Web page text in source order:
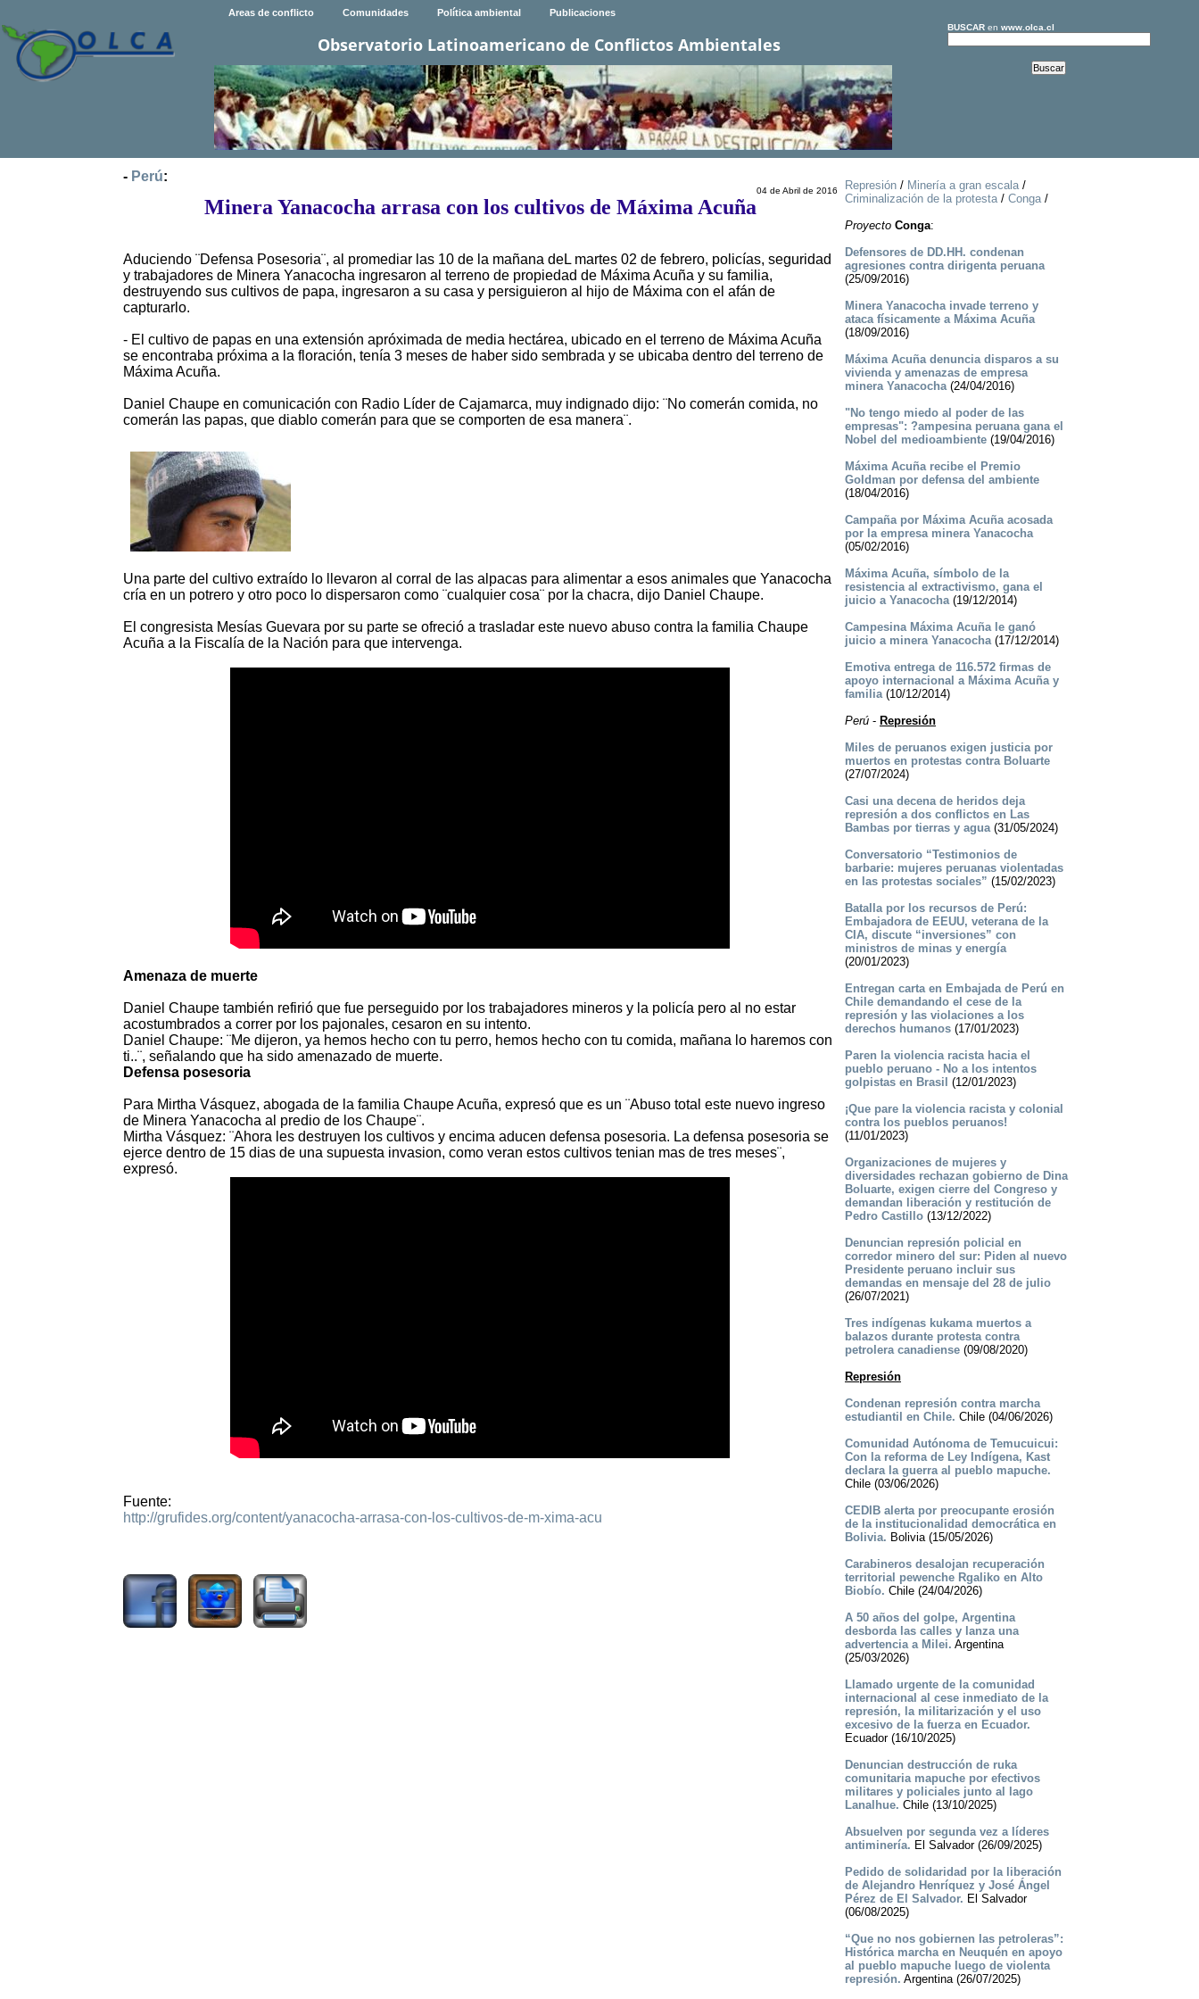
Areas de conflicto Comunidades Política ambiental Publicaciones
Observatorio Latinoamericano de Conflictos Ambientales
BUSCARen www.olca.cl
- Perú:
04 de Abril de 2016
Minera Yanacocha arrasa con los cultivos de Máxima Acuña
Aduciendo ¨Defensa Posesoria¨, al promediar las 10 de la mañana deL martes 02 de febrero, policías, seguridad
y trabajadores de Minera Yanacocha ingresaron al terreno de propiedad de Máxima Acuña y su familia,
destruyendo sus cultivos de papa, ingresaron a su casa y persiguieron al hijo de Máxima con el afán de
capturarlo.
- El cultivo de papas en una extensión apróximada de media hectárea, ubicado en el terreno de Máxima Acuña
se encontraba próxima a la floración, tenía 3 meses de haber sido sembrada y se ubicaba dentro del terreno de
Máxima Acuña.
Daniel Chaupe en comunicación con Radio Líder de Cajamarca, muy indignado dijo: ¨No comerán comida, no
comerán las papas, que diablo comerán para que se comporten de esa manera¨.
Una parte del cultivo extraído lo llevaron al corral de las alpacas para alimentar a esos animales que Yanacocha
cría en un potrero y otro poco lo dispersaron como ¨cualquier cosa¨ por la chacra, dijo Daniel Chaupe.
El congresista Mesías Guevara por su parte se ofreció a trasladar este nuevo abuso contra la familia Chaupe
Acuña a la Fiscalía de la Nación para que intervenga.
Amenaza de muerte
Daniel Chaupe también refirió que fue perseguido por los trabajadores mineros y la policía pero al no estar
acostumbrados a correr por los pajonales, cesaron en su intento.
Daniel Chaupe: ¨Me dijeron, ya hemos hecho con tu perro, hemos hecho con tu comida, mañana lo haremos con
ti..¨, señalando que ha sido amenazado de muerte.
Defensa posesoria
Para Mirtha Vásquez, abogada de la familia Chaupe Acuña, expresó que es un ¨Abuso total este nuevo ingreso
de Minera Yanacocha al predio de los Chaupe¨.
Mirtha Vásquez: ¨Ahora les destruyen los cultivos y encima aducen defensa posesoria. La defensa posesoria se
ejerce dentro de 15 dias de una supuesta invasion, como veran estos cultivos tenian mas de tres meses¨,
expresó.
Fuente:
http://grufides.org/content/yanacocha-arrasa-con-los-cultivos-de-m-xima-acu
Represión/ Minería a gran escala/
Criminalización de la protesta/ Conga/
Proyecto Conga:
Defensores de DD.HH. condenan
agresiones contra dirigenta peruana
(25/09/2016)
Minera Yanacocha invade terreno y
ataca físicamente a Máxima Acuña
(18/09/2016)
Máxima Acuña denuncia disparos a su
vivienda y amenazas de empresa
minera Yanacocha(24/04/2016)
"No tengo miedo al poder de las
empresas": ?ampesina peruana gana el
Nobel del medioambiente(19/04/2016)
Máxima Acuña recibe el Premio
Goldman por defensa del ambiente
(18/04/2016)
Campaña por Máxima Acuña acosada
por la empresa minera Yanacocha
(05/02/2016)
Máxima Acuña, símbolo de la
resistencia al extractivismo, gana el
juicio a Yanacocha(19/12/2014)
Campesina Máxima Acuña le ganó
juicio a minera Yanacocha(17/12/2014)
Emotiva entrega de 116.572 firmas de
apoyo internacional a Máxima Acuña y
familia(10/12/2014)
Perú- Represión
Miles de peruanos exigen justicia por
muertos en protestas contra Boluarte
(27/07/2024)
Casi una decena de heridos deja
represión a dos conflictos en Las
Bambas por tierras y agua(31/05/2024)
Conversatorio “Testimonios de
barbarie: mujeres peruanas violentadas
en las protestas sociales” (15/02/2023)
Batalla por los recursos de Perú:
Embajadora de EEUU, veterana de la
CIA, discute “inversiones” con
ministros de minas y energía
(20/01/2023)
Entregan carta en Embajada de Perú en
Chile demandando el cese de la
represión y las violaciones a los
derechos humanos(17/01/2023)
Paren la violencia racista hacia el
pueblo peruano - No a los intentos
golpistas en Brasil (12/01/2023)
¡Que pare la violencia racista y colonial
contra los pueblos peruanos!
(11/01/2023)
Organizaciones de mujeres y
diversidades rechazan gobierno de Dina
Boluarte, exigen cierre del Congreso y
demandan liberación y restitución de
Pedro Castillo(13/12/2022)
Denuncian represión policial en
corredor minero del sur: Piden al nuevo
Presidente peruano incluir sus
demandas en mensaje del 28 de julio
(26/07/2021)
Tres indígenas kukama muertos a
balazos durante protesta contra
petrolera canadiense(09/08/2020)
Represión
Condenan represión contra marcha
estudiantil en Chile. Chile (04/06/2026)
Comunidad Autónoma de Temucuicui:
Con la reforma de Ley Indígena, Kast
declara la guerra al pueblo mapuche.
Chile (03/06/2026)
CEDIB alerta por preocupante erosión
de la institucionalidad democrática en
Bolivia. Bolivia (15/05/2026)
Carabineros desalojan recuperación
territorial pewenche Rgaliko en Alto
Biobío. Chile (24/04/2026)
A 50 años del golpe, Argentina
desborda las calles y lanza una
advertencia a Milei. Argentina
(25/03/2026)
Llamado urgente de la comunidad
internacional al cese inmediato de la
represión, la militarización y el uso
excesivo de la fuerza en Ecuador.
Ecuador (16/10/2025)
Denuncian destrucción de ruka
comunitaria mapuche por efectivos
militares y policiales junto al lago
Lanalhue. Chile (13/10/2025)
Absuelven por segunda vez a líderes
antiminería. El Salvador (26/09/2025)
Pedido de solidaridad por la liberación
de Alejandro Henríquez y José Ángel
Pérez de El Salvador. El Salvador
(06/08/2025)
“Que no nos gobiernen las petroleras”:
Histórica marcha en Neuquén en apoyo
al pueblo mapuche luego de violenta
represión. Argentina (26/07/2025)